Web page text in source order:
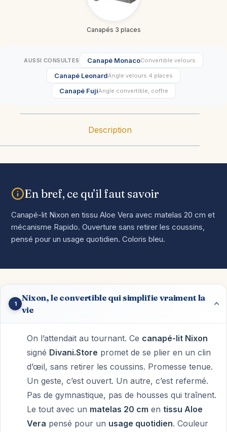
Canapés 3 places
AUSSI CONSULTES Canapé MonacoConvertible velours
Canapé LeonardAngle velours 4 places
Canapé FujiAngle convertible, coffre
Description
En bref, ce qu’il faut savoir
Canapé-lit Nixon en tissu Aloe Vera avec matelas 20 cm et
mécanisme Rapido. Ouverture sans retirer les coussins,
pensé pour un usage quotidien. Coloris bleu.
1
Nixon, le convertible qui simplifie vraiment la
vie
On l’attendait au tournant. Ce canapé-lit Nixon
signé Divani.Store promet de se plier en un clin
d’œil, sans retirer les coussins. Promesse tenue.
Un geste, c’est ouvert. Un autre, c’est refermé.
Pas de gymnastique, pas de housses qui traînent.
Le tout avec un matelas 20 cm en tissu Aloe
Vera pensé pour un usage quotidien. Couleur